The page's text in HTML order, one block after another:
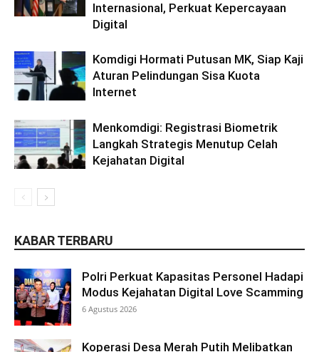
Internasional, Perkuat Kepercayaan
Digital
Komdigi Hormati Putusan MK, Siap Kaji
Aturan Pelindungan Sisa Kuota
Internet
Menkomdigi: Registrasi Biometrik
Langkah Strategis Menutup Celah
Kejahatan Digital
KABAR TERBARU
Polri Perkuat Kapasitas Personel Hadapi
Modus Kejahatan Digital Love Scamming
6 Agustus 2026
Koperasi Desa Merah Putih Melibatkan